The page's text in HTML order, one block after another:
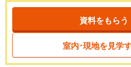
資料をもらう
室内･現地を見学